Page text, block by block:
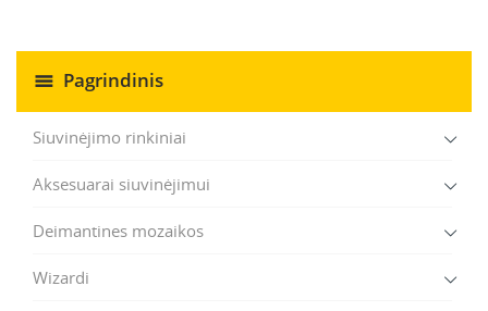
Pagrindinis
Siuvinėjimo rinkiniai
Aksesuarai siuvinėjimui
Deimantines mozaikos
Wizardi